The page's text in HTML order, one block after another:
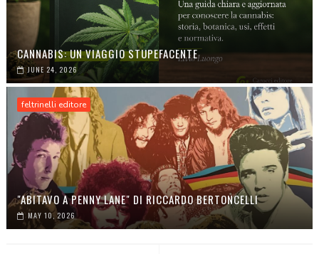
CANNABIS: UN VIAGGIO STUPEFACENTE
JUNE 24, 2026
feltrinelli editore
"ABITAVO A PENNY LANE" DI RICCARDO BERTONCELLI
MAY 10, 2026